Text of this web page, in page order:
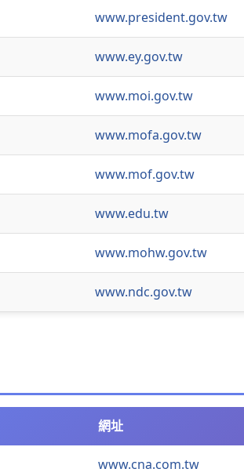
www.president.gov.tw
www.ey.gov.tw
www.moi.gov.tw
www.mofa.gov.tw
www.mof.gov.tw
www.edu.tw
www.mohw.gov.tw
www.ndc.gov.tw
網址
www.cna.com.tw